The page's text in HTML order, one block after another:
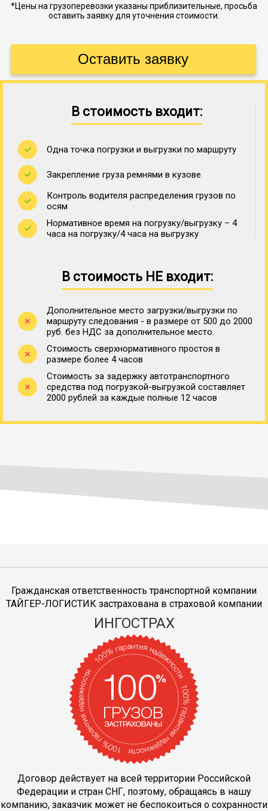
*Цены на грузоперевозки указаны приблизительные, просьба
оставить заявку для уточнения стоимости.
В стоимость входит:
Одна точка погрузки и выгрузки по маршруту
Закрепление груза ремнями в кузове
Контроль водителя распределения грузов по
осям
Нормативное время на погрузку/выгрузку – 4
часа на погрузку/4 часа на выгрузку
В стоимость НЕ входит:
Дополнительное место загрузки/выгрузки по
маршруту следования - в размере от 500 до 2000
руб. без НДС за дополнительное место.
Стоимость сверхнормативного простоя в
размере более 4 часов
Стоимость за задержку автотранспортного
средства под погрузкой-выгрузкой составляет
2000 рублей за каждые полные 12 часов
Гражданская ответственность транспортной компании
ТАЙГЕР-ЛОГИСТИК застрахована в страховой компании
ИНГОСТРАХ
Договор действует на всей территории Российской
Федерации и стран СНГ, поэтому, обращаясь в нашу
компанию, заказчик может не беспокоиться о сохранности